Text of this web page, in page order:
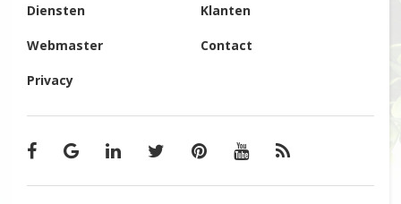
Diensten Klanten
Webmaster Contact
Privacy